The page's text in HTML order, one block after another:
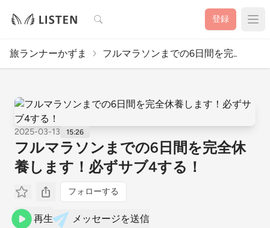
検索 登録
旅ランナーかずま フルマラソンまでの6日間を完..
2025-03-13 15:26
フルマラソンまでの6日間を完全休
養します！必ずサブ4する！
フォローする
再生 メッセージを送信